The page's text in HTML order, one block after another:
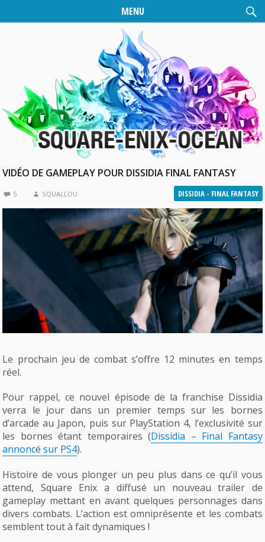
MENU
VIDÉO DE GAMEPLAY POUR DISSIDIA FINAL FANTASY
DISSIDIA - FINAL FANTASY
5 SQUALLOU
Le prochain jeu de combat s’offre 12 minutes en temps
réel.
Pour rappel, ce nouvel épisode de la franchise Dissidia
verra le jour dans un premier temps sur les bornes
d’arcade au Japon, puis sur PlayStation 4, l’exclusivité sur
les bornes étant temporaires (Dissidia – Final Fantasy
annoncé sur PS4).
Histoire de vous plonger un peu plus dans ce qu’il vous
attend, Square Enix a diffusé un nouveau trailer de
gameplay mettant en avant quelques personnages dans
divers combats. L’action est omniprésente et les combats
semblent tout à fait dynamiques !